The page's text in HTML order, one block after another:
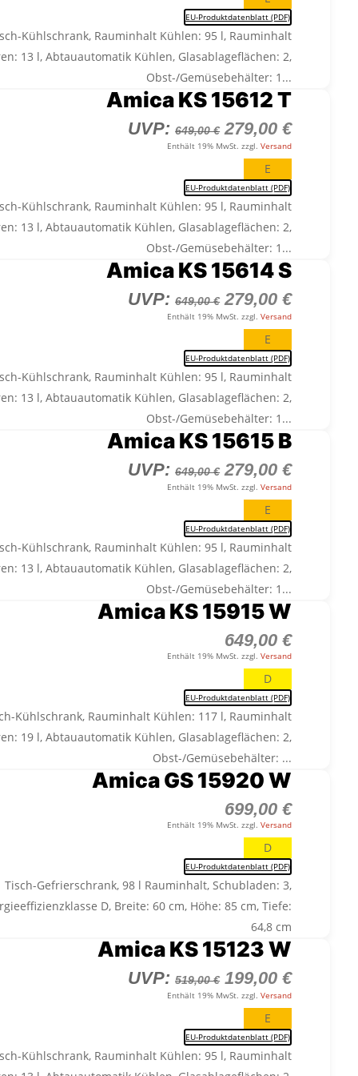
649,00 €279,00
EU-Produktdatenblatt (PDF)
Kühlschrank, Rauminhalt Kühlen: 95 l, Rauminhalt
13 l, Abtauautomatik Kühlen, Glasablageflächen: 2,
Obst-/Gemüsebehälter: 1...
Amica KS 15612 T
UVP: 649,00€ Ursprünglicher
Preis
649,00 €
279,00€
Preis
279,00
Enthält 19% MwSt. zzgl.Versand
E
EU-Produktdatenblatt (PDF)
Kühlschrank, Rauminhalt Kühlen: 95 l, Rauminhalt
13 l, Abtauautomatik Kühlen, Glasablageflächen: 2,
Obst-/Gemüsebehälter: 1...
Amica KS 15614 S
UVP: 649,00€ Ursprünglicher
Preis
649,00 €
279,00€
Preis
279,00
Enthält 19% MwSt. zzgl.Versand
E
EU-Produktdatenblatt (PDF)
Kühlschrank, Rauminhalt Kühlen: 95 l, Rauminhalt
13 l, Abtauautomatik Kühlen, Glasablageflächen: 2,
Obst-/Gemüsebehälter: 1...
Amica KS 15615 B
UVP: 649,00€ Ursprünglicher
Preis
649,00 €
279,00€
Preis
279,00
Enthält 19% MwSt. zzgl.Versand
E
EU-Produktdatenblatt (PDF)
Kühlschrank, Rauminhalt Kühlen: 95 l, Rauminhalt
13 l, Abtauautomatik Kühlen, Glasablageflächen: 2,
Obst-/Gemüsebehälter: 1...
Amica KS 15915 W
649,00€
Enthält 19% MwSt. zzgl.Versand
D
EU-Produktdatenblatt (PDF)
Kühlschrank, Rauminhalt Kühlen: 117 l, Rauminhalt
19 l, Abtauautomatik Kühlen, Glasablageflächen: 2,
Obst-/Gemüsebehälter: ...
Amica GS 15920 W
699,00€
Enthält 19% MwSt. zzgl.Versand
D
EU-Produktdatenblatt (PDF)
Tisch-Gefrierschrank, 98 l Rauminhalt, Schubladen: 3,
D, Breite: 60 cm, Höhe: 85 cm, Tiefe:
64,8 cm
Amica KS 15123 W
UVP: 519,00€ Ursprünglicher
Preis
519,00 €
199,00€
Preis
199,00
Enthält 19% MwSt. zzgl.Versand
E
EU-Produktdatenblatt (PDF)
Kühlschrank, Rauminhalt Kühlen: 95 l, Rauminhalt